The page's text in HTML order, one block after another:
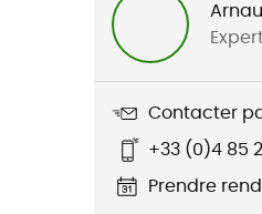
Nom du produit
Contacter
+33 (0)4 85
Prendre